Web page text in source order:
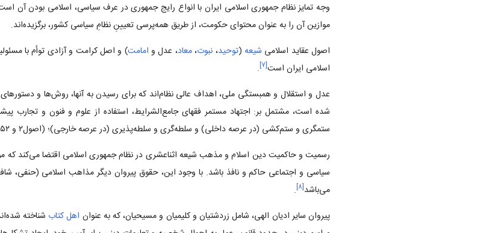
وجه تمایز نظام جمهوری اسلامی ایران با انواع رایج جمهوری در عرف سیاسی‌، اسلامی بودن آن
موازین آن را به عنوان محتوای حکومت‌، از طریق همه‌پرسی تعیینِ نظامِ سیاسی کشور، برگزیده‌اند.
اصول عقاید اسلامی شیعه (توحید، نبوت‌،معاد، عدل و امامت‌) و اصل کرامت و آزادی توأم با
اسلامی ایران است‌[۷]
.
عدل و استقلال و همبستگی ملی‌، اهداف عالی نظام‌اند که برای رسیدن به آنها، روش‌ها و
شده است‌، مشتمل بر: اجتهاد مستمر فقهای جامع‌الشرایط‌، استفاده از علوم و فنون و تجارب
ستمگری و ستم‌کشی (در عرصه داخلی‌) و سلطه‌گری و سلطه‌پذیری (در عرصه خارجی‌)؛ (اصول‌۲ و ۱۵۲).
رسمیت و حاکمیت دین اسلام و مذهب شیعه اثناعشری در نظام جمهوری اسلامی اقتضا می‌کند که
سیاسی و اجتماعی حاکم و نافذ باشد. با وجود این‌، حقوق پیروان دیگر مذاهب اسلامی (حنفی‌،
می‌باشد[۸]
.
پیروان سایر ادیان الهی‌، شامل زردشتیان و کلیمیان و مسیحیان‌، که به عنوان اهل کتاب شناخته